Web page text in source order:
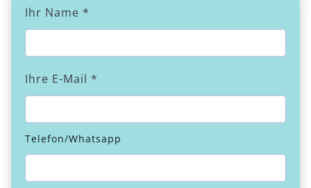
Ihr Name *
Ihre E-Mail *
Telefon/Whatsapp